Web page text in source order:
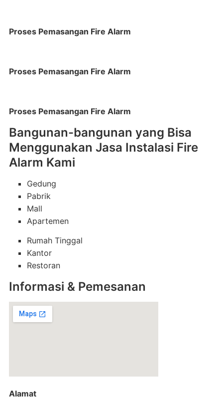
Proses Pemasangan Fire Alarm
Proses Pemasangan Fire Alarm
Proses Pemasangan Fire Alarm
Bangunan-bangunan yang Bisa
Menggunakan Jasa Instalasi Fire
Alarm Kami
Gedung
Pabrik
Mall
Apartemen
Rumah Tinggal
Kantor
Restoran
Informasi & Pemesanan
Alamat